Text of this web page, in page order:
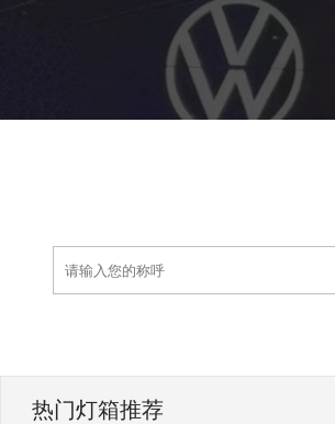
热门灯箱推荐